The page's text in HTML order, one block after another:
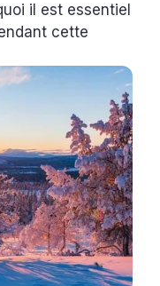
il est essentiel
cette